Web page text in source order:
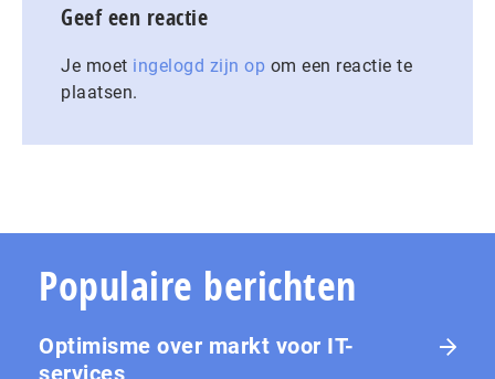
Geef een reactie
Je moet ingelogd zijn op om een reactie te
plaatsen.
Populaire berichten
Optimisme over markt voor IT-
services